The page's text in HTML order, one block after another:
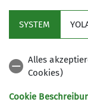
Wissenswertes
SYSTEM
Alles
Cookies)
Cookie